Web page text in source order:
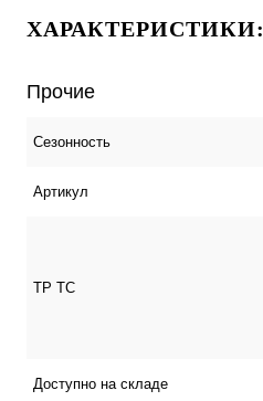
ХАРАКТЕРИСТИКИ:
Прочие
Сезонность
Артикул
ТР ТС
Доступно на складе